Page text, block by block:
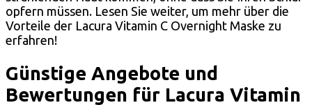
opfern müssen. Lesen Sie weiter, um mehr über die
Vorteile der Lacura Vitamin C Overnight Maske zu
erfahren!
Günstige Angebote und
Bewertungen für Lacura Vitamin